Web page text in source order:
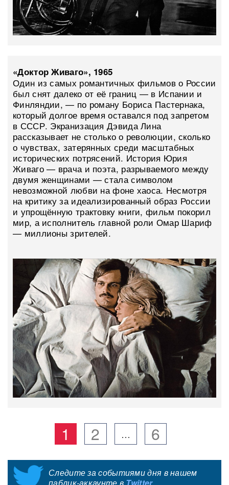
«Доктор Живаго», 1965
Один из самых романтичных фильмов о России
был снят далеко от её границ — в Испании и
Финляндии, — по роману Бориса Пастернака,
который долгое время оставался под запретом
в СССР. Экранизация Дэвида Лина
рассказывает не столько о революции, сколько
о чувствах, затерянных среди масштабных
исторических потрясений. История Юрия
Живаго — врача и поэта, разрываемого между
двумя женщинами — стала символом
невозможной любви на фоне хаоса. Несмотря
на критику за идеализированный образ России
и упрощённую трактовку книги, фильм покорил
мир, а исполнитель главной роли Омар Шариф
— миллионы зрителей.
1 2 … 6
Следите за событиями дня в нашем
паблик-аккаунте в Twitter